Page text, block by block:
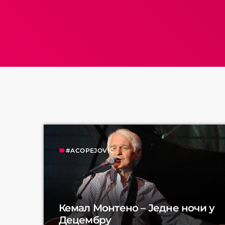
label#ACOPEJOVIC
Кемал Монтено – Једне ночи у
Децембру